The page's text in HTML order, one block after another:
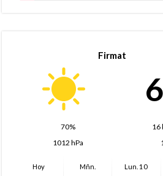
Firmat
70%
16
1012 hPa
Hoy
Mñn.
Lun. 10